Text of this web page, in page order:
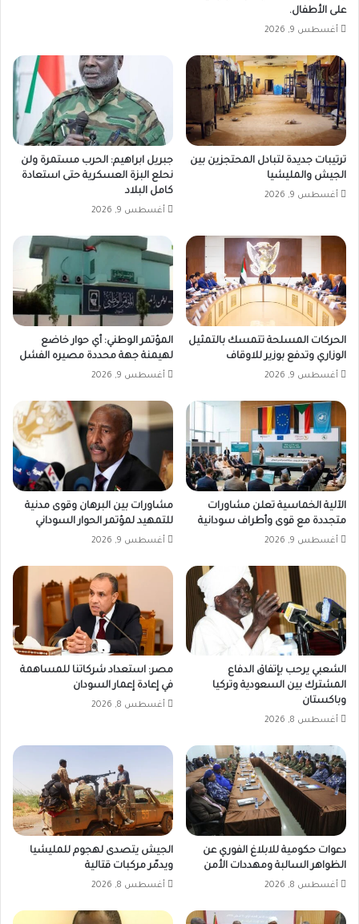
على الأطفال.
أغسطس 9, 2026
ترتيبات جديدة لتبادل المحتجزين بين
الجيش والمليشيا
أغسطس 9, 2026
جبريل ابراهيم: الحرب مستمرة ولن
نحلع البزة العسكرية حتى استعادة
كامل البلاد
أغسطس 9, 2026
الحركات المسلحة تتمسك بالتمثيل
الوزاري وتدفع بوزير للاوقاف
أغسطس 9, 2026
المؤتمر الوطني: أي حوار خاضع
لهيمنة جهة محددة مصيره الفشل
أغسطس 9, 2026
الآلية الخماسية تعلن مشاورات
متجددة مع قوى وأطراف سودانية
أغسطس 9, 2026
مشاورات بين البرهان وقوى مدنية
للتمهيد لمؤتمر الحوار السوداني
أغسطس 9, 2026
الشعبي يرحب بإتفاق الدفاع
المشترك بين السعودية وتركيا
وباكستان
أغسطس 8, 2026
مصر: استعداد شركاتنا للمساهمة
في إعادة إعمار السودان
أغسطس 8, 2026
دعوات حكومية للابلاغ الفوري عن
الظواهر السالبة ومهددات الأمن
أغسطس 8, 2026
الجيش يتصدى لهجوم للمليشيا
ويدمّر مركبات قتالية
أغسطس 8, 2026